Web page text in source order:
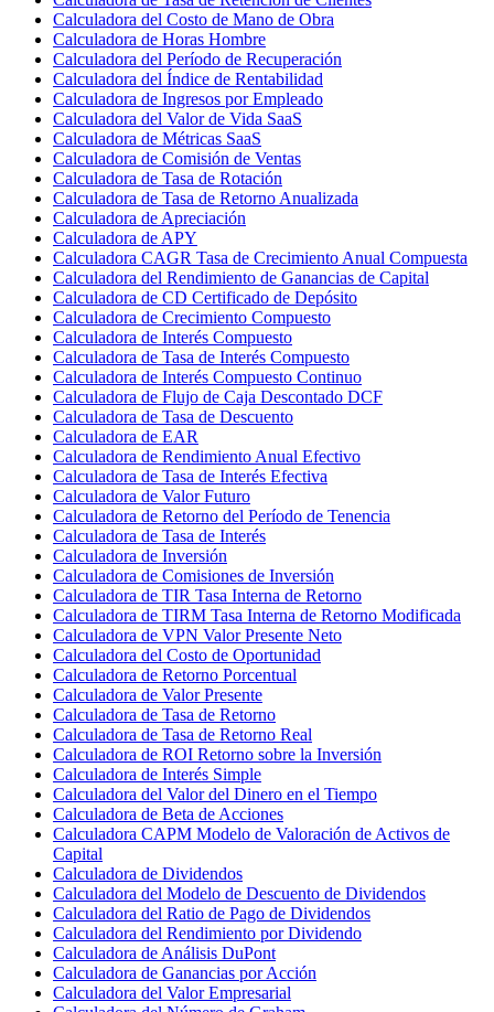
Calculadora del Costo de Mano de Obra
Calculadora de Horas Hombre
Calculadora del Período de Recuperación
Calculadora del Índice de Rentabilidad
Calculadora de Ingresos por Empleado
Calculadora del Valor de Vida SaaS
Calculadora de Métricas SaaS
Calculadora de Comisión de Ventas
Calculadora de Tasa de Rotación
Calculadora de Tasa de Retorno Anualizada
Calculadora de Apreciación
Calculadora de APY
Calculadora CAGR Tasa de Crecimiento Anual Compuesta
Calculadora del Rendimiento de Ganancias de Capital
Calculadora de CD Certificado de Depósito
Calculadora de Crecimiento Compuesto
Calculadora de Interés Compuesto
Calculadora de Tasa de Interés Compuesto
Calculadora de Interés Compuesto Continuo
Calculadora de Flujo de Caja Descontado DCF
Calculadora de Tasa de Descuento
Calculadora de EAR
Calculadora de Rendimiento Anual Efectivo
Calculadora de Tasa de Interés Efectiva
Calculadora de Valor Futuro
Calculadora de Retorno del Período de Tenencia
Calculadora de Tasa de Interés
Calculadora de Inversión
Calculadora de Comisiones de Inversión
Calculadora de TIR Tasa Interna de Retorno
Calculadora de TIRM Tasa Interna de Retorno Modificada
Calculadora de VPN Valor Presente Neto
Calculadora del Costo de Oportunidad
Calculadora de Retorno Porcentual
Calculadora de Valor Presente
Calculadora de Tasa de Retorno
Calculadora de Tasa de Retorno Real
Calculadora de ROI Retorno sobre la Inversión
Calculadora de Interés Simple
Calculadora del Valor del Dinero en el Tiempo
Calculadora de Beta de Acciones
Calculadora CAPM Modelo de Valoración de Activos de
Capital
Calculadora de Dividendos
Calculadora del Modelo de Descuento de Dividendos
Calculadora del Ratio de Pago de Dividendos
Calculadora del Rendimiento por Dividendo
Calculadora de Análisis DuPont
Calculadora de Ganancias por Acción
Calculadora del Valor Empresarial